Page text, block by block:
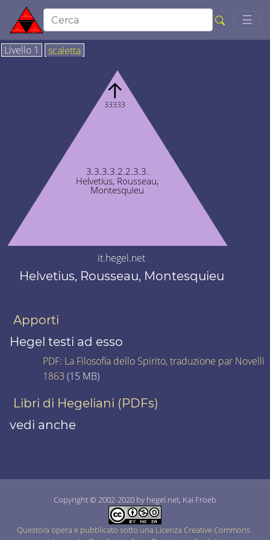
☰
Livello 1 scaletta
3.3.3.3.2.2.3.3.
Helvetius, Rousseau,
Montesquieu
↑
33333
it.hegel.net
Helvetius, Rousseau, Montesquieu
Apporti
Hegel testi ad esso
PDF: La Filosofia dello Spirito, traduzione par Novelli
1863 (15 MB)
Libri di Hegeliani (PDFs)
vedi anche
Copyright © 2002-2020 by hegel.net, Kai Froeb
Questo/a opera e pubblicato sotto una Licenza Creative Commons .